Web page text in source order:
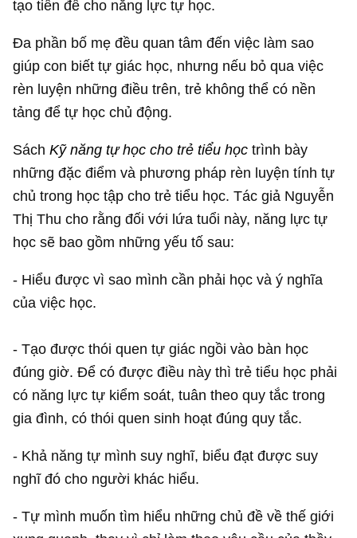
tạo tiền đề cho năng lực tự học.
Đa phần bố mẹ đều quan tâm đến việc làm sao
giúp con biết tự giác học, nhưng nếu bỏ qua việc
rèn luyện những điều trên, trẻ không thể có nền
tảng để tự học chủ động.
SáchKỹ năng tự học cho trẻ tiểu học trình bày
những đặc điểm và phương pháp rèn luyện tính tự
chủ trong học tập cho trẻ tiểu học. Tác giả Nguyễn
Thị Thu cho rằng đối với lứa tuổi này, năng lực tự
học sẽ bao gồm những yếu tố sau:
- Hiểu được vì sao mình cần phải học và ý nghĩa
của việc học.
- Tạo được thói quen tự giác ngồi vào bàn học
đúng giờ. Để có được điều này thì trẻ tiểu học phải
có năng lực tự kiểm soát, tuân theo quy tắc trong
gia đình, có thói quen sinh hoạt đúng quy tắc.
- Khả năng tự mình suy nghĩ, biểu đạt được suy
nghĩ đó cho người khác hiểu.
- Tự mình muốn tìm hiểu những chủ đề về thế giới